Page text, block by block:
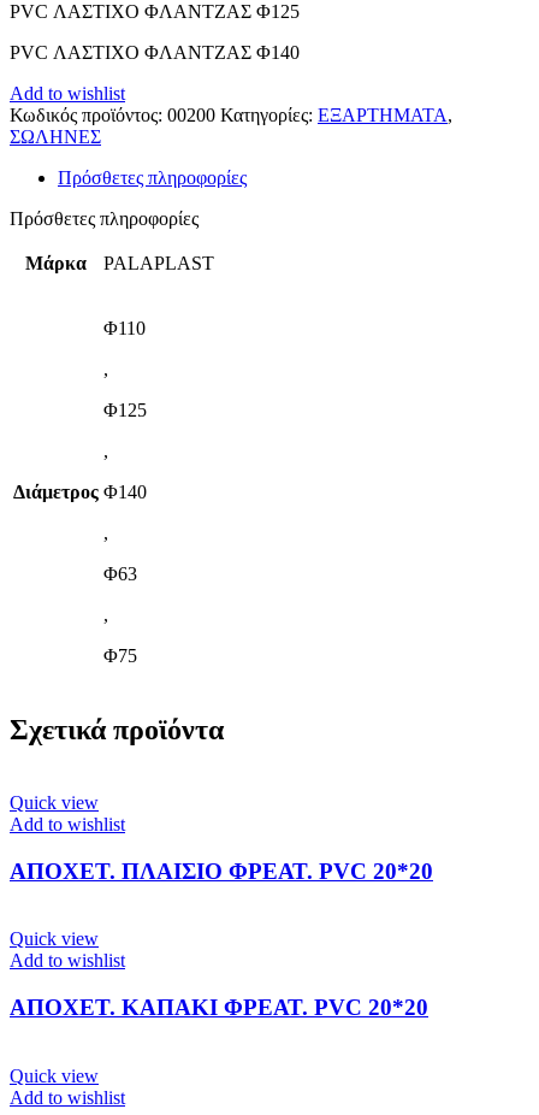
PVC ΛΑΣΤΙΧΟ ΦΛΑΝΤΖΑΣ Φ125
PVC ΛΑΣΤΙΧΟ ΦΛΑΝΤΖΑΣ Φ140
Add to wishlist
Κωδικός προϊόντος: 00200 Κατηγορίες: ΕΞΑΡΤΗΜΑΤΑ,
ΣΩΛΗΝΕΣ
Πρόσθετες πληροφορίες
Πρόσθετες πληροφορίες
Μάρκα PALAPLAST
Διάμετρος
Φ110
,
Φ125
,
Φ140
,
Φ63
,
Φ75
Σχετικά προϊόντα
Quick view
Add to wishlist
ΑΠΟΧΕΤ. ΠΛΑΙΣΙΟ ΦΡΕΑΤ. PVC 20*20
Quick view
Add to wishlist
ΑΠΟΧΕΤ. ΚΑΠΑΚΙ ΦΡΕΑΤ. PVC 20*20
Quick view
Add to wishlist